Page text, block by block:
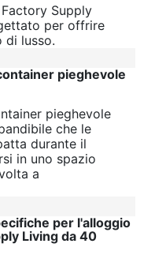
Supply
per offrire
di lusso.
pieghevole
pieghevole
che le
durante il
in uno spazio
a
per l'alloggio
Living da 40